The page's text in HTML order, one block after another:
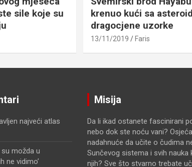
sile koje su
krenuo kući sa
dragocjene uzorke
13/11/2019 Faris
najveći atlas
su možda u
ne vidimo’
Misija
Da li ikad ostanete fascinirani
nebo dok ste noću vani?
nadahnuće da učite o čudima
Sunčevog sistema i svih nauka
njih? Sve što stvarno trebate